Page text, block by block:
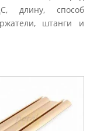
длину, способ
штанги и